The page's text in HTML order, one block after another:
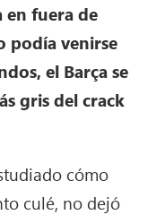
en fuera de
podía venirse
el Barça se
gris del crack
cómo
culé, no dejó